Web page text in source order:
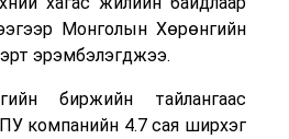
Монголын Хөрөнгийн
эрэмбэлэгджээ.
биржийн тайлангаас
компанийн 4.7 сая ширхэг